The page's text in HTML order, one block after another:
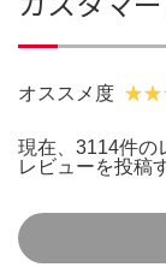
オススメ度
現在、3114件の
レビューを投稿